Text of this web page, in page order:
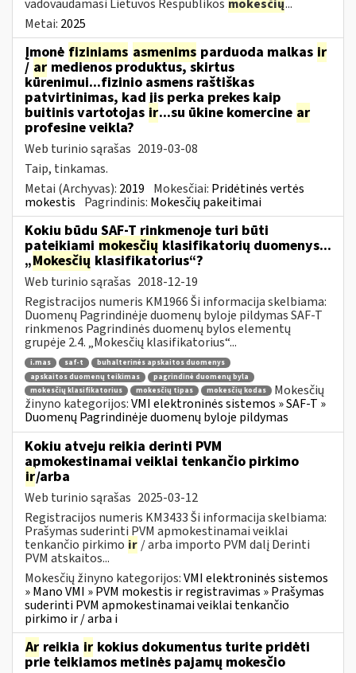
vadovaudamasi Lietuvos Respublikos mokesčių...
Metai: 2025
Įmonė fiziniams asmenims parduoda malkas ir
/ ar medienos produktus, skirtus
kūrenimui...fizinio asmens raštiškas
patvirtinimas, kad jis perka prekes kaip
buitinis vartotojas ir...su ūkine komercine ar
profesine veikla?
Web turinio sąrašas 2019-03-08
Taip, tinkamas.
Metai (Archyvas): 2019 Mokesčiai: Pridėtinės vertės
mokestis Pagrindinis: Mokesčių pakeitimai
Kokiu būdu SAF-T rinkmenoje turi būti
pateikiami mokesčių klasifikatorių duomenys...
„Mokesčių klasifikatorius“?
Web turinio sąrašas 2018-12-19
Registracijos numeris KM1966 Ši informacija skelbiama:
Duomenų Pagrindinėje duomenų byloje pildymas SAF-T
rinkmenos Pagrindinės duomenų bylos elementų
grupėje 2.4. „Mokesčių klasifikatorius“...
i.mas saf-t
buhalterinės apskaitos duomenys
apskaitos duomenų teikimas
pagrindinė duomenų byla
mokesčių klasifikatorius
mokesčių tipas mokesčių kodas
Mokesčių
žinyno kategorijos:VMI elektroninės sistemos » SAF-T »
Duomenų Pagrindinėje duomenų byloje pildymas
Kokiu atveju reikia derinti PVM
apmokestinamai veiklai tenkančio pirkimo
ir/arba
Web turinio sąrašas 2025-03-12
Registracijos numeris KM3433 Ši informacija skelbiama:
Prašymas suderinti PVM apmokestinamai veiklai
tenkančio pirkimo ir / arba importo PVM dalį Derinti
PVM atskaitos...
Mokesčių žinyno kategorijos:VMI elektroninės sistemos
» Mano VMI » PVM mokestis ir registravimas » Prašymas
suderinti PVM apmokestinamai veiklai tenkančio
pirkimo ir / arba i
Ar reikia ir kokius dokumentus turite pridėti
prie teikiamos metinės pajamų mokesčio